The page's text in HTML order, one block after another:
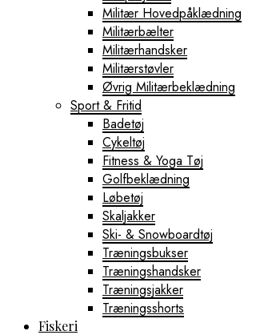
Militær Hovedpåklædning
Militærbælter
Militærhandsker
Militærstøvler
Øvrig Militærbeklædning
Sport & Fritid
Badetøj
Cykeltøj
Fitness & Yoga Tøj
Golfbeklædning
Løbetøj
Skaljakker
Ski- & Snowboardtøj
Træningsbukser
Træningshandsker
Træningsjakker
Træningsshorts
Fiskeri